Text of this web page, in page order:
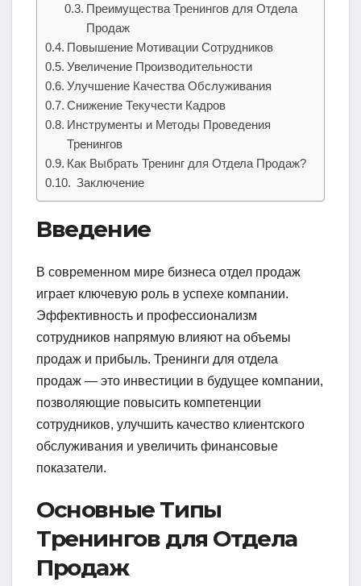
Преимущества Тренингов для Отдела
Продаж
Повышение Мотивации Сотрудников
Увеличение Производительности
Улучшение Качества Обслуживания
Снижение Текучести Кадров
Инструменты и Методы Проведения
Тренингов
Как Выбрать Тренинг для Отдела Продаж?
Заключение
Введение
В современном мире бизнеса отдел продаж
играет ключевую роль в успехе компании.
Эффективность и профессионализм
сотрудников напрямую влияют на объемы
продаж и прибыль. Тренинги для отдела
продаж — это инвестиции в будущее компании,
позволяющие повысить компетенции
сотрудников, улучшить качество клиентского
обслуживания и увеличить финансовые
показатели.
Основные Типы
Тренингов для Отдела
Продаж